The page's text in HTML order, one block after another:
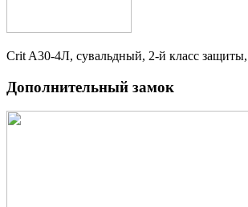
Crit A30-4Л, сувальдный, 2-й класс
Дополнительный замок